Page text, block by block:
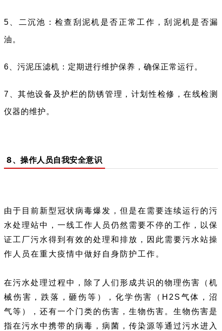
5、二沉池：检查刮泥机是否正常工作，刮泥机是否漏
油。
6、污泥压滤机：定期进行维护保养，确保正常运行。
7、其他设备及护栏的防锈管理，计划性检修，在线检测
仪器的维护。
8、操作人员自我安全意识
由于目前新型冠状病毒爆发，但是在需要连续运行的污
水处理站中，一线工作人员仍然需要不停的工作，以保
证工厂污水得到有效的处理和排放，因此需要污水站操
作人员在重大疫情中做好自身防护工作。
在污水处理过程中，除了人们形成共识的物理伤害（机
械伤害，跌落，砸伤等），化学伤害（H2S气体，沼
气等），还有一个门类的伤害，生物伤害。生物伤害是
指在污水中携带的病毒，病菌，传染源等通过污水进入